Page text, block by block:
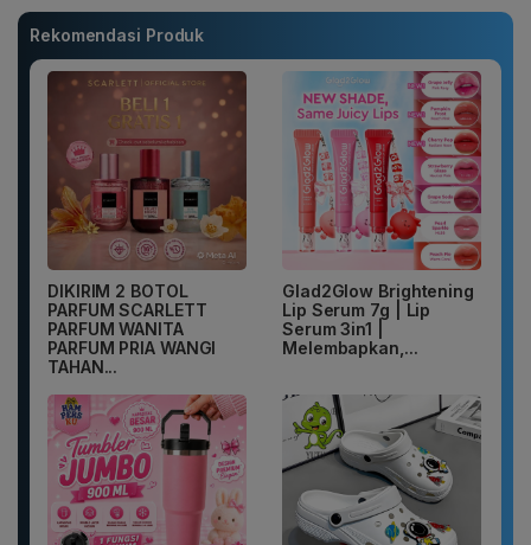
Rekomendasi Produk
DIKIRIM 2 BOTOL
PARFUM SCARLETT
PARFUM WANITA
PARFUM PRIA WANGI
TAHAN...
Glad2Glow Brightening
Lip Serum 7g | Lip
Serum 3in1 |
Melembapkan,...